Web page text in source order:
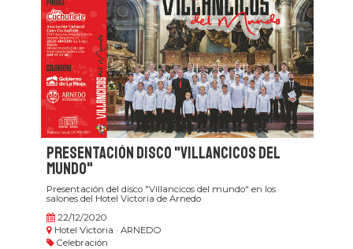
Presentación disco "Villancicos del
mundo"
Presentación del disco "Villancicos del mundo" en los
salones del Hotel Victoria de Arnedo
22/12/2020
Hotel Victoria · ARNEDO
Celebración